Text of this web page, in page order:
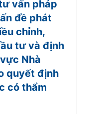
vấn pháp
đề phát
chỉnh,
tư và định
Nhà
quyết định
có thẩm